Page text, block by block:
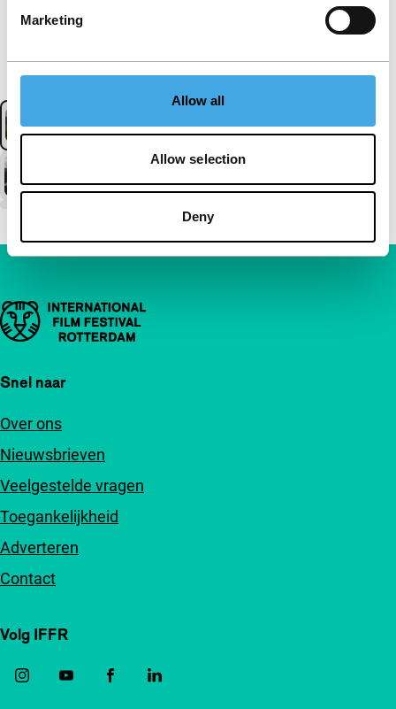
Marketing
Allow all
Allow selection
Deny
Belangrijke links
Snel naar
Over ons
Nieuwsbrieven
Veelgestelde vragen
Toegankelijkheid
Adverteren
Contact
Volg IFFR